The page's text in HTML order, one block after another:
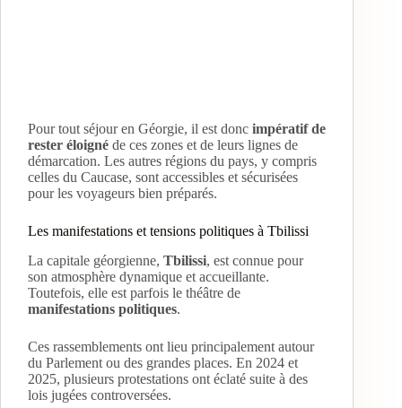
Pour tout séjour en Géorgie, il est donc impératif de
rester éloigné de ces zones et de leurs lignes de
démarcation. Les autres régions du pays, y compris
celles du Caucase, sont accessibles et sécurisées
pour les voyageurs bien préparés.
Les manifestations et tensions politiques à Tbilissi
La capitale géorgienne, Tbilissi, est connue pour
son atmosphère dynamique et accueillante.
Toutefois, elle est parfois le théâtre de
manifestations politiques.
Ces rassemblements ont lieu principalement autour
du Parlement ou des grandes places. En 2024 et
2025, plusieurs protestations ont éclaté suite à des
lois jugées controversées.